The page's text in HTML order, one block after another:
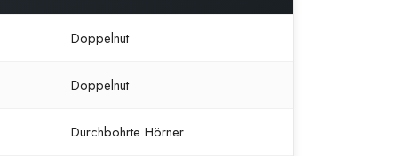
Doppelnut
Doppelnut
Durchbohrte Hörner